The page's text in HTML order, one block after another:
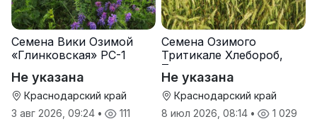
Семена Вики Озимой
«Глинковская» РС-1
Не указана
Краснодарский край
3 авг 2026, 09:24 • 111
Семена Озимого
Тритикале Хлебороб,
Тихон
Не указана
Краснодарский край
8 июл 2026, 08:14 • 1 029